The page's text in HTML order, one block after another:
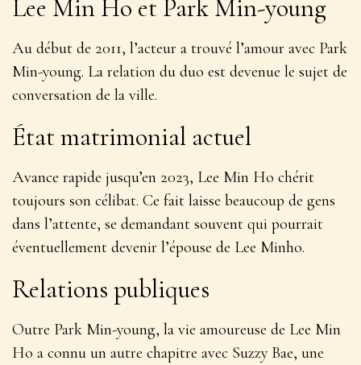
Lee Min Ho et Park Min-young
Au début de 2011, l’acteur a trouvé l’amour avec Park
Min-young. La relation du duo est devenue le sujet de
conversation de la ville.
État matrimonial actuel
Avance rapide jusqu’en 2023, Lee Min Ho chérit
toujours son célibat. Ce fait laisse beaucoup de gens
dans l’attente, se demandant souvent qui pourrait
éventuellement devenir l’épouse de Lee Minho.
Relations publiques
Outre Park Min-young, la vie amoureuse de Lee Min
Ho a connu un autre chapitre avec Suzzy Bae, une